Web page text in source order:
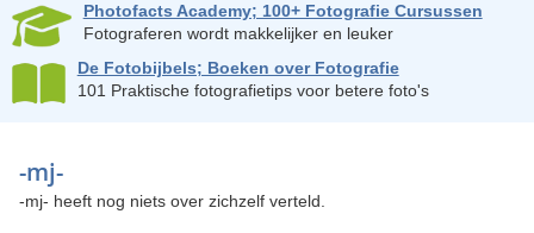
Photofacts Academy; 100+ Fotografie Cursussen
Fotograferen wordt makkelijker en leuker
De Fotobijbels; Boeken over Fotografie
101 Praktische fotografietips voor betere foto's
-mj-
-mj- heeft nog niets over zichzelf verteld.